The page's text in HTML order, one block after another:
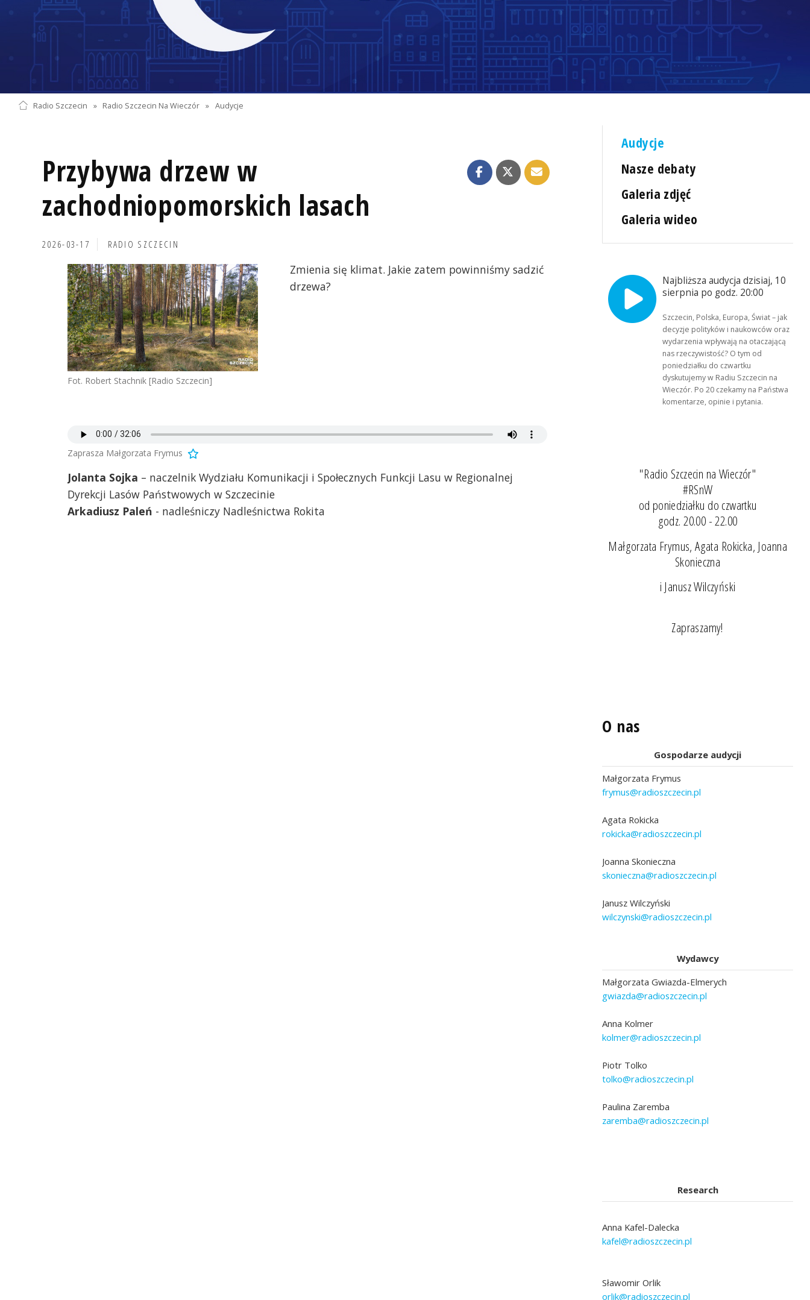
Radio Szczecin » Radio Szczecin Na Wieczór » Audycje
Przybywa drzew w
zachodniopomorskich lasach
2026-03-17 RADIO SZCZECIN
Fot. Robert Stachnik [Radio Szczecin]
Zmienia się klimat. Jakie zatem powinniśmy sadzić
drzewa?
Zaprasza Małgorzata Frymus
Jolanta Sojka – naczelnik Wydziału Komunikacji i Społecznych Funkcji Lasu w Regionalnej
Dyrekcji Lasów Państwowych w Szczecinie
Arkadiusz Paleń - nadleśniczy Nadleśnictwa Rokita
Audycje
Nasze debaty
Galeria zdjęć
Galeria wideo
Najbliższa audycja dzisiaj, 10
sierpnia po godz. 20:00
Szczecin, Polska, Europa, Świat – jak
decyzje polityków i naukowców oraz
wydarzenia wpływają na otaczającą
nas rzeczywistość? O tym od
poniedziałku do czwartku
dyskutujemy w Radiu Szczecin na
Wieczór. Po 20 czekamy na Państwa
komentarze, opinie i pytania.
"Radio Szczecin na Wieczór"
#RSnW
od poniedziałku do czwartku
godz. 20.00 - 22.00
Małgorzata Frymus, Agata Rokicka, Joanna
Skonieczna
i Janusz Wilczyński
Zapraszamy!
O nas
Gospodarze audycji
Małgorzata Frymus
frymus@radioszczecin.pl
Agata Rokicka
rokicka@radioszczecin.pl
Joanna Skonieczna
skonieczna@radioszczecin.pl
Janusz Wilczyński
wilczynski@radioszczecin.pl
Wydawcy
Małgorzata Gwiazda-Elmerych
gwiazda@radioszczecin.pl
Anna Kolmer
kolmer@radioszczecin.pl
Piotr Tolko
tolko@radioszczecin.pl
Paulina Zaremba
zaremba@radioszczecin.pl
Research
Anna Kafel-Dalecka
kafel@radioszczecin.pl
Sławomir Orlik
orlik@radioszczecin.pl